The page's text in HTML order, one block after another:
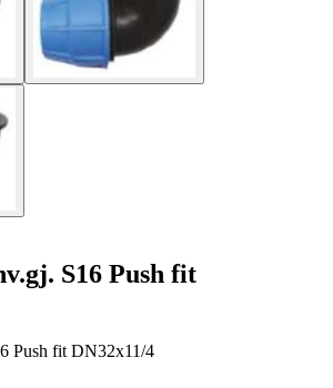
S16 Push fit
Push fit DN32x11/4